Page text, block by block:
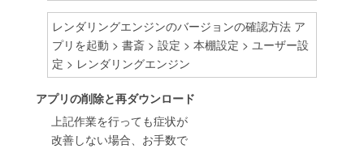
レンダリングエンジンのバージョンの確認方法 ア
プリを起動 > 書斎 > 設定 > 本棚設定 > ユーザー設
定 > レンダリングエンジン
アプリの削除と再ダウンロード
上記作業を行っても症状が
改善しない場合、お手数で